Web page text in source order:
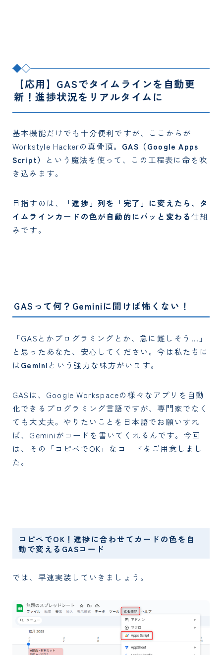
【応用】GASでタイムラインを自動更
新！進捗状況をリアルタイムに
基本機能だけでも十分便利ですが、ここからが
Workstyle Hackerの真骨頂。 GAS（Google Apps
Script）
という魔法を使って、この工程表に命を吹
き込みます。
目指すのは、
「進捗」列を「完了」に変えたら、タ
イムラインカードの色が自動的にパッと変わる仕組
みです。
GASって何？Geminiに聞けば怖くない！
「GASとかプログラミングとか、急に難しそう…」
と思ったあなた、安心してください。今は私たちに
はGemini という強力な味方がいます。
GASは、Google Workspaceの様々なアプリを自動
化できるプログラミング言語ですが、専門家でなく
ても大丈夫。やりたいことを日本語でお願いすれ
ば、Geminiがコードを書いてくれるんです。今回
は、その「コピペでOK」なコードをご用意しまし
た。
コピペでOK！進捗に合わせてカードの色を自
動で変えるGASコード
では、早速実装していきましょう。